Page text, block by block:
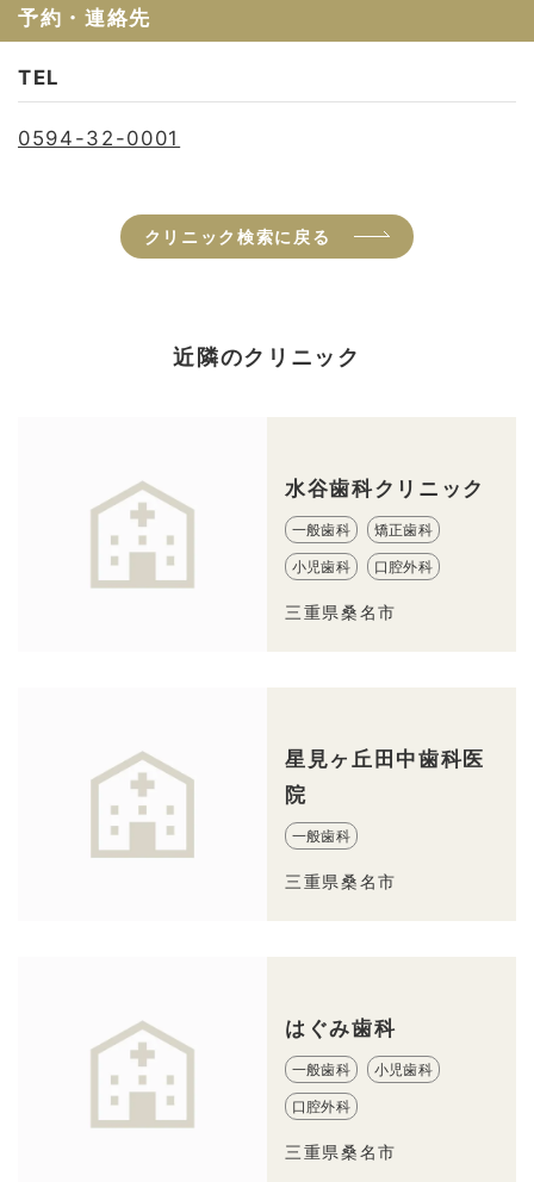
予約・連絡先
TEL
0594-32-0001
クリニック検索に戻る
近隣のクリニック
水谷歯科クリニック
一般歯科 矯正歯科
小児歯科 口腔外科
三重県桑名市
星見ヶ丘田中歯科医
院
一般歯科
三重県桑名市
はぐみ歯科
一般歯科 小児歯科
口腔外科
三重県桑名市